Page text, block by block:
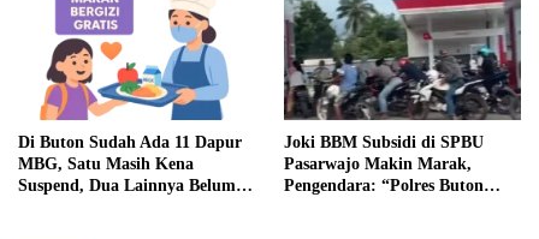
Di Buton Sudah Ada 11 Dapur
MBG, Satu Masih Kena
Suspend, Dua Lainnya Belum
Joki BBM Subsidi di SPBU
Pasarwajo Makin Marak,
Pengendara: “Polres Buton